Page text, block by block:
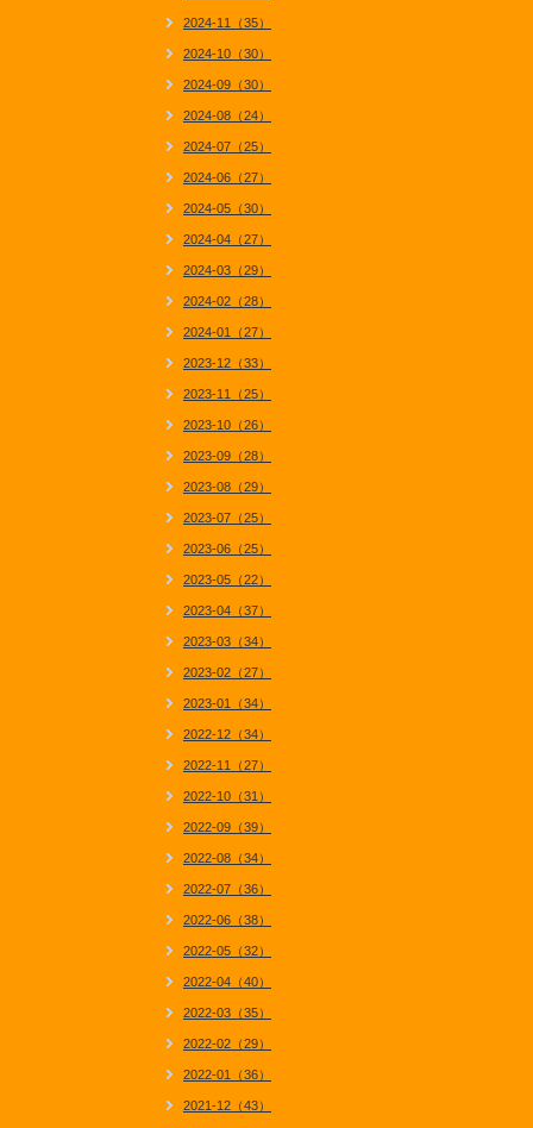
2024-11（35）
2024-10（30）
2024-09（30）
2024-08（24）
2024-07（25）
2024-06（27）
2024-05（30）
2024-04（27）
2024-03（29）
2024-02（28）
2024-01（27）
2023-12（33）
2023-11（25）
2023-10（26）
2023-09（28）
2023-08（29）
2023-07（25）
2023-06（25）
2023-05（22）
2023-04（37）
2023-03（34）
2023-02（27）
2023-01（34）
2022-12（34）
2022-11（27）
2022-10（31）
2022-09（39）
2022-08（34）
2022-07（36）
2022-06（38）
2022-05（32）
2022-04（40）
2022-03（35）
2022-02（29）
2022-01（36）
2021-12（43）